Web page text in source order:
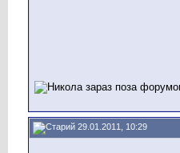
29.01.2011, 10:29